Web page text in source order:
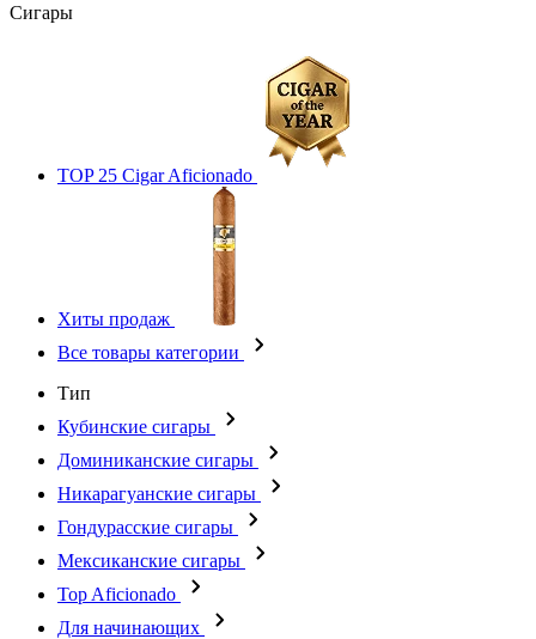
Сигары
TOP 25 Cigar Aficionado
Хиты продаж
Все товары категории
Тип
Кубинские сигары
Доминиканские сигары
Никарагуанские сигары
Гондурасские сигары
Мексиканские сигары
Top Aficionado
Для начинающих